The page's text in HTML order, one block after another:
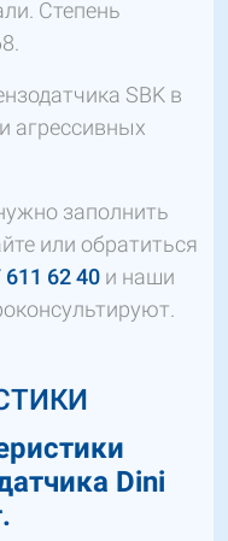
Степень
SBK в
агрессивных
заполнить
или обратиться
611 62 40 и наши
Dini